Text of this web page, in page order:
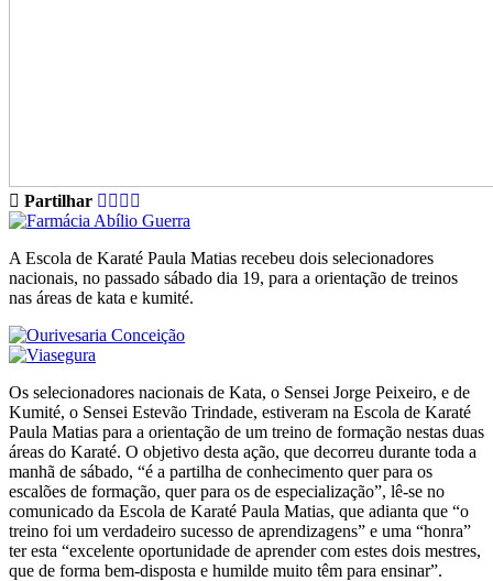
Partilhar
A Escola de Karaté Paula Matias recebeu dois selecionadores
nacionais, no passado sábado dia 19, para a orientação de treinos
nas áreas de kata e kumité.
Os selecionadores nacionais de Kata, o Sensei Jorge Peixeiro, e de
Kumité, o Sensei Estevão Trindade, estiveram na Escola de Karaté
Paula Matias para a orientação de um treino de formação nestas duas
áreas do Karaté. O objetivo desta ação, que decorreu durante toda a
manhã de sábado, “é a partilha de conhecimento quer para os
escalões de formação, quer para os de especialização”, lê-se no
comunicado da Escola de Karaté Paula Matias, que adianta que “o
treino foi um verdadeiro sucesso de aprendizagens” e uma “honra”
ter esta “excelente oportunidade de aprender com estes dois mestres,
que de forma bem-disposta e humilde muito têm para ensinar”.